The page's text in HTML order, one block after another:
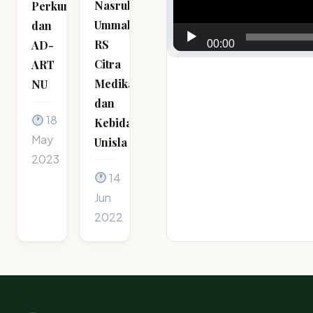
Perkum
dan
AD-
ART
NU
18
May
2023
Nasrul
Ummah,
RS
Citra
Medika
dan
Kebidanan
Unisla
14
Jun
2022
00:00